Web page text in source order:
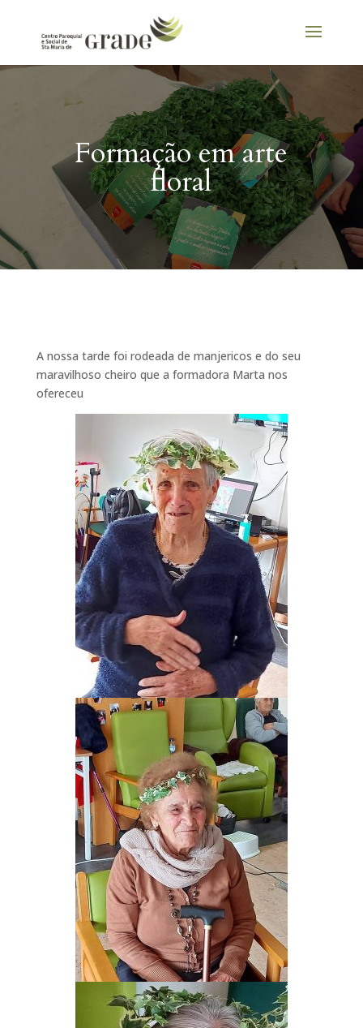
Formação em arte
floral
A nossa tarde foi rodeada de manjericos e do seu
maravilhoso cheiro que a formadora Marta nos
ofereceu